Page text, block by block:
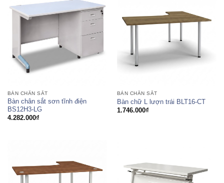
BÀN CHÂN SẮT
Bàn chân sắt sơn tĩnh điện
BS12H3-LG
4.282.000₫
BÀN CHÂN SẮT
Bàn chữ L lượn trái BLT16-CT
1.746.000₫